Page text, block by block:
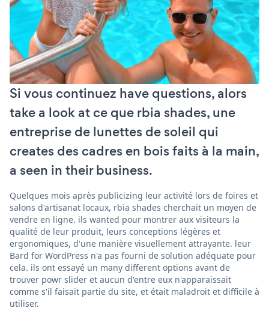
Si vous continuez have questions, alors
take a look at ce que rbia shades, une
entreprise de lunettes de soleil qui
creates des cadres en bois faits à la main,
a seen in their business.
Quelques mois après publicizing leur activité lors de foires et
salons d'artisanat locaux, rbia shades cherchait un moyen de
vendre en ligne. ils wanted pour montrer aux visiteurs la
qualité de leur produit, leurs conceptions légères et
ergonomiques, d'une manière visuellement attrayante. leur
Bard for WordPress n'a pas fourni de solution adéquate pour
cela. ils ont essayé un many different options avant de
trouver powr slider et aucun d'entre eux n'apparaissait
comme s'il faisait partie du site, et était maladroit et difficile à
utiliser.